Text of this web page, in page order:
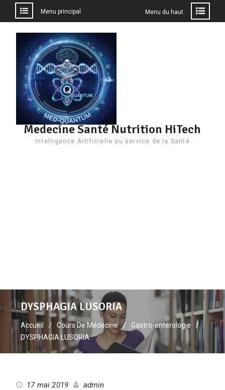
contenu
Menu principal Menu du haut
Medecine Santé Nutrition HiTech
Intelligence Artificielle au service de la Santé
DYSPHAGIA LUSORIA
Accueil Cours De Médecine
Gastro-enterologie
DYSPHAGIA LUSORIA
17 mai 2019 admin